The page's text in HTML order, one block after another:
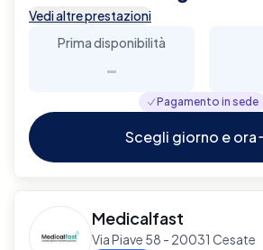
Vedi altre prestazioni
Prima disponibilità
-
Pagamento in sede
Scegli giorno e ora
Medicalfast
Via Piave 58 - 20031 Cesate